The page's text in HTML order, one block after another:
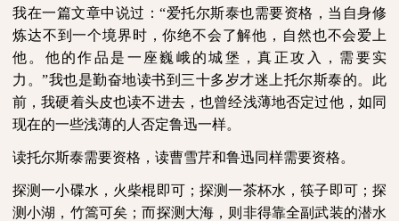
我在一篇文章中说过：“爱托尔斯泰也需要资格，当自身修
炼达不到一个境界时，你绝不会了解他，自然也不会爱上
他。他的作品是一座巍峨的城堡，真正攻入，需要实
力。”我也是勤奋地读书到三十多岁才迷上托尔斯泰的。此
前，我硬着头皮也读不进去，也曾经浅薄地否定过他，如同
现在的一些浅薄的人否定鲁迅一样。
读托尔斯泰需要资格，读曹雪芹和鲁迅同样需要资格。
探测一小碟水，火柴棍即可；探测一茶杯水，筷子即可；探
测小湖，竹篙可矣；而探测大海，则非得靠全副武装的潜水